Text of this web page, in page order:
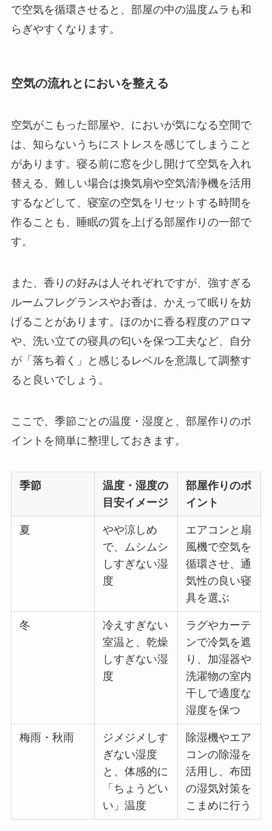
で空気を循環させると、部屋の中の温度ムラも和
らぎやすくなります。
空気の流れとにおいを整える
空気がこもった部屋や、においが気になる空間で
は、知らないうちにストレスを感じてしまうこと
があります。寝る前に窓を少し開けて空気を入れ
替える、難しい場合は換気扇や空気清浄機を活用
するなどして、寝室の空気をリセットする時間を
作ることも、睡眠の質を上げる部屋作りの一部で
す。
また、香りの好みは人それぞれですが、強すぎる
ルームフレグランスやお香は、かえって眠りを妨
げることがあります。ほのかに香る程度のアロマ
や、洗い立ての寝具の匂いを保つ工夫など、自分
が「落ち着く」と感じるレベルを意識して調整す
ると良いでしょう。
ここで、季節ごとの温度・湿度と、部屋作りのポ
イントを簡単に整理しておきます。
季節
温度・湿度の
目安イメージ
部屋作りのポ
イント
夏
やや涼しめ
で、ムシムシ
しすぎない湿
度
エアコンと扇
風機で空気を
循環させ、通
気性の良い寝
具を選ぶ
冬
冷えすぎない
室温と、乾燥
しすぎない湿
度
ラグやカーテ
ンで冷気を遮
り、加湿器や
洗濯物の室内
干しで適度な
湿度を保つ
梅雨・秋雨
ジメジメしす
ぎない湿度
と、体感的に
「ちょうどい
い」温度
除湿機やエア
コンの除湿を
活用し、布団
の湿気対策を
こまめに行う